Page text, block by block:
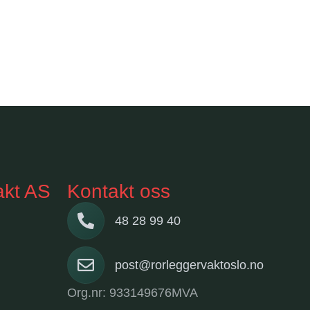
AS Kontakt oss
48 28 99 40
post@rorleggervaktoslo.no
Org.nr: 933149676MVA